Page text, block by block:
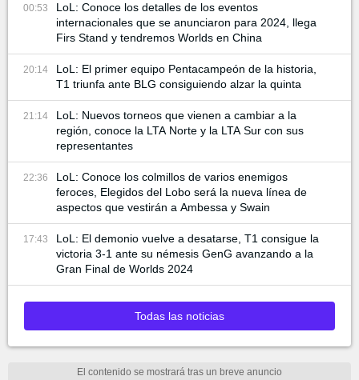
00:53
LoL: Conoce los detalles de los eventos
internacionales que se anunciaron para 2024, llega
Firs Stand y tendremos Worlds en China
20:14
LoL: El primer equipo Pentacampeón de la historia,
T1 triunfa ante BLG consiguiendo alzar la quinta
21:14
LoL: Nuevos torneos que vienen a cambiar a la
región, conoce la LTA Norte y la LTA Sur con sus
representantes
22:36
LoL: Conoce los colmillos de varios enemigos
feroces, Elegidos del Lobo será la nueva línea de
aspectos que vestirán a Ambessa y Swain
17:43
LoL: El demonio vuelve a desatarse, T1 consigue la
victoria 3-1 ante su némesis GenG avanzando a la
Gran Final de Worlds 2024
Todas las noticias